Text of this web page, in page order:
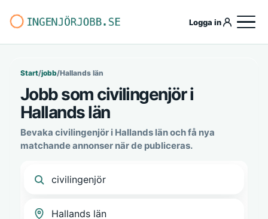
Logga in
Start/jobb/Hallands län
Jobb som civilingenjör i
Hallands län
Bevaka civilingenjör i Hallands län och få nya
matchande annonser när de publiceras.